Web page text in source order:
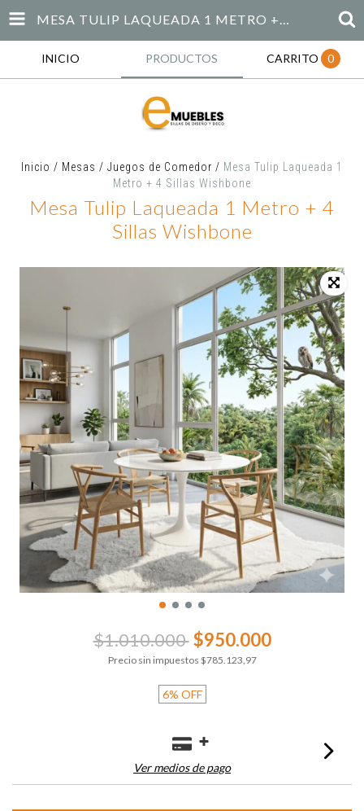
MESA TULIP LAQUEADA 1 METRO + 4 SILLAS WISHBONE
INICIO PRODUCTOS CARRITO 0
Inicio / Mesas / Juegos de Comedor / Mesa Tulip Laqueada 1
Metro + 4 Sillas Wishbone
Mesa Tulip Laqueada 1 Metro + 4
Sillas Wishbone
$1.010.000 $950.000
Precio sin impuestos $785.123,97
6% OFF
Ver medios de pago